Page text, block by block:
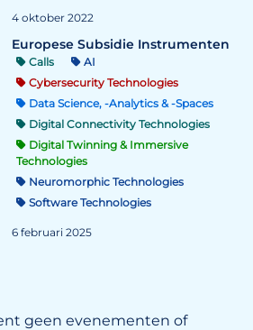
4 oktober 2022
Europese Subsidie Instrumenten
Calls
AI
Cybersecurity Technologies
Data Science, -Analytics & -Spaces
Digital Connectivity Technologies
Digital Twinning & Immersive
Technologies
Neuromorphic Technologies
Software Technologies
6 februari 2025
geen evenementen of